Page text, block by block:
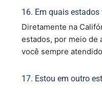
16. Em quais
Diretamente na
estados, por meio de
você sempre
17. Estou em outro